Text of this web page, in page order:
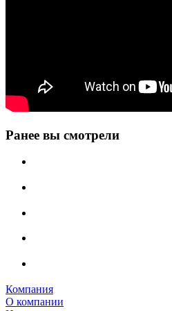
Ранее вы смотрели
Компания
О компании